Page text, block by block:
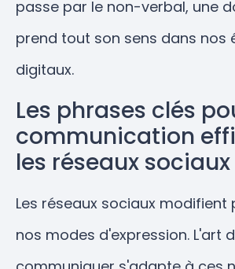
passe par le non-verbal, une
prend tout son sens dans nos
digitaux.
Les phrases clés
communication
les réseaux sociaux
Les réseaux sociaux
nos modes d'expression. L'art